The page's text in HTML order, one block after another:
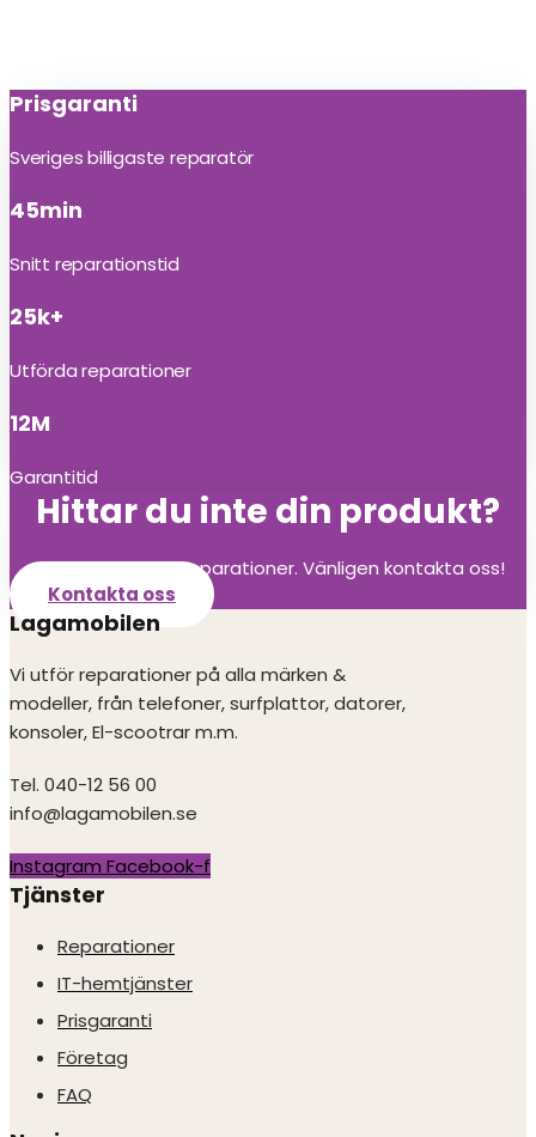
Prisgaranti
Sveriges billigaste reparatör
45min
Snitt reparationstid
25k+
Utförda reparationer
12M
Garantitid
Hittar du inte din produkt?
Vi utför alla olika reparationer. Vänligen kontakta oss!
Kontakta oss
Lagamobilen
Vi utför reparationer på alla märken &
modeller, från telefoner, surfplattor, datorer,
konsoler, El-scootrar m.m.
Tel. 040-12 56 00
info@lagamobilen.se
Instagram Facebook-f
Tjänster
Reparationer
IT-hemtjänster
Prisgaranti
Företag
FAQ